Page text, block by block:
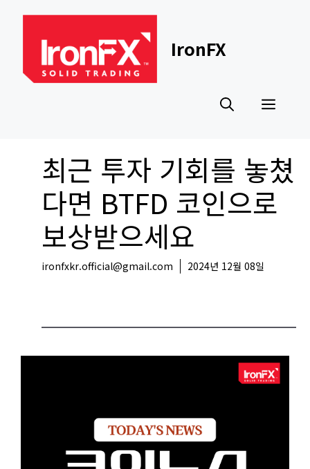
content
IronFX
최근 투자 기회를 놓쳤
다면 BTFD 코인으로
보상받으세요
ironfxkr.official@gmail.com 2024년 12월 08일